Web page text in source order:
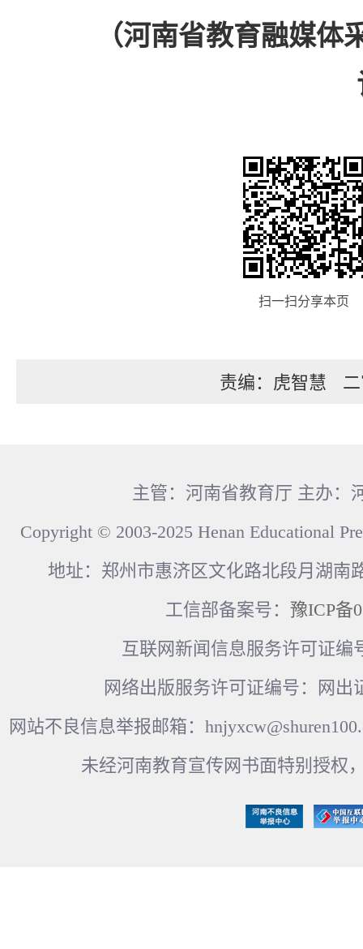
（河南省教育融媒
扫一扫分享本页
责编：虎智慧
主管：河南省教育厅 主办：
Copyright © 2003-2025 Henan Educational
地址：郑州市惠济区文化路北段月湖南
工信部备案号： 豫ICP备
互联网新闻信息服务许可证编
网络出版服务许可证编号：网出
网站不良信息举报邮箱：
未经河南教育宣传网书面特别授权